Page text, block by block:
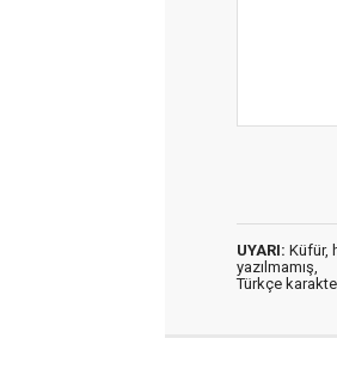
UYARI: Küfür,
yazılmamış,
Türkçe